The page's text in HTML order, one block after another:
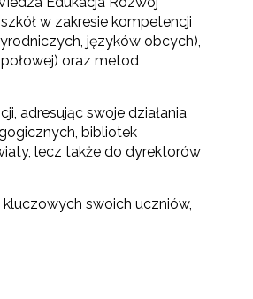
w zakresie kompetencji
języków obcych),
oraz metod
adresując swoje działania
bibliotek
lecz także do dyrektorów
kluczowych swoich uczniów,